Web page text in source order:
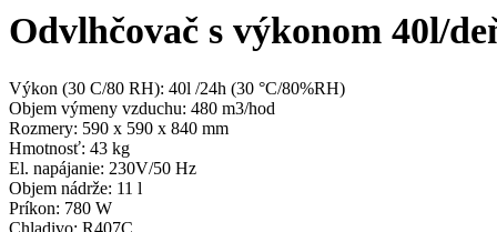
Odvlhčovač s výkonom 40l/
Výkon (30 C/80 RH): 40l /24h (30 °C/80%RH)
Objem výmeny vzduchu: 480 m3/hod
Rozmery: 590 x 590 x 840 mm
Hmotnosť: 43 kg
El. napájanie: 230V/50 Hz
Objem nádrže: 11 l
Príkon: 780 W
Chladivo: R407C